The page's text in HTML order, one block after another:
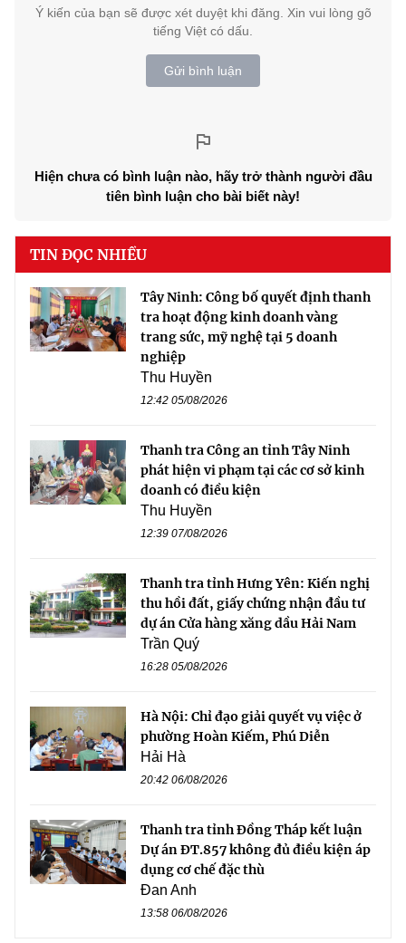
Ý kiến của bạn sẽ được xét duyệt khi đăng. Xin vui lòng gõ
tiếng Việt có dấu.
Gửi bình luận
Hiện chưa có bình luận nào, hãy trở thành người đầu
tiên bình luận cho bài biết này!
TIN ĐỌC NHIỀU
Tây Ninh: Công bố quyết định thanh
tra hoạt động kinh doanh vàng
trang sức, mỹ nghệ tại 5 doanh
nghiệp
Thu Huyền
12:42 05/08/2026
Thanh tra Công an tỉnh Tây Ninh
phát hiện vi phạm tại các cơ sở kinh
doanh có điều kiện
Thu Huyền
12:39 07/08/2026
Thanh tra tỉnh Hưng Yên: Kiến nghị
thu hồi đất, giấy chứng nhận đầu tư
dự án Cửa hàng xăng dầu Hải Nam
Trần Quý
16:28 05/08/2026
Hà Nội: Chỉ đạo giải quyết vụ việc ở
phường Hoàn Kiếm, Phú Diễn
Hải Hà
20:42 06/08/2026
Thanh tra tỉnh Đồng Tháp kết luận
Dự án ĐT.857 không đủ điều kiện áp
dụng cơ chế đặc thù
Đan Anh
13:58 06/08/2026